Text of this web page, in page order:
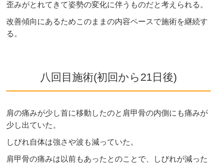
歪みがとれてきて姿勢の変化に伴うものだと考えられる。
改善傾向にあるためこのままの内容ペースで施術を継続す
る。
八回目施術(初回から21日後)
肩の痛みが少し首に移動したのと肩甲骨の内側にも痛みが
少し出ていた。
しびれ自体は強さや波も減っていた。
肩甲骨の痛みは以前もあったとのことで、しびれが減った